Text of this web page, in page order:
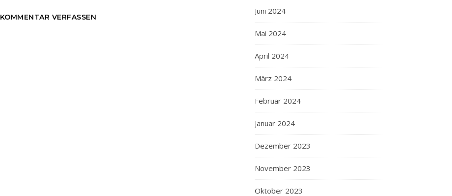
KOMMENTAR VERFASSEN
Juni 2024
Mai 2024
April 2024
März 2024
Februar 2024
Januar 2024
Dezember 2023
November 2023
Oktober 2023